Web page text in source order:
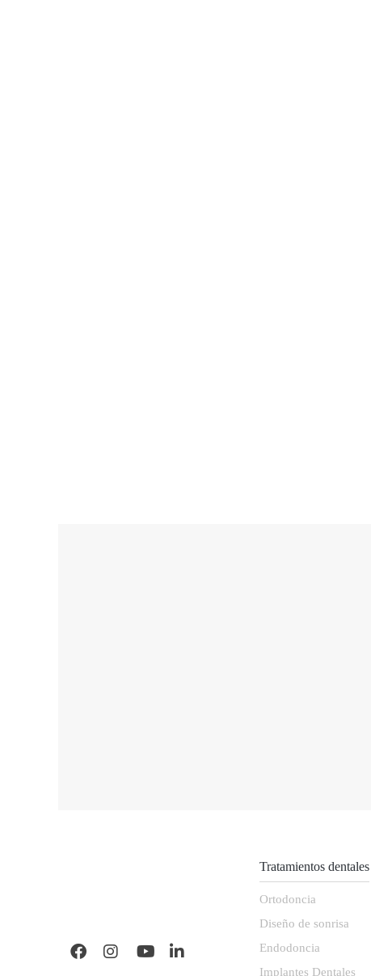
Tratamientos dentales
Ortodoncia
Diseño de sonrisa
Endodoncia
Implantes Dentales